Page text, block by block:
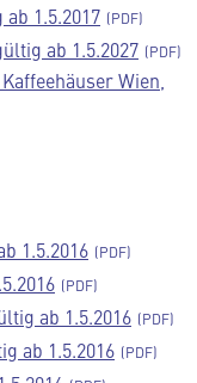
1.5.2017
ab 1.5.2027
Wien,
1.5.2016
ab 1.5.2016
ab 1.5.2016